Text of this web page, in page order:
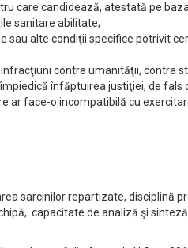
care candidează, atestată pe
sanitare abilitate;
sau alte condiţii specifice potrivit
contra umanităţii, contra
înfăptuirea justiţiei, de fals
ar face-o incompatibilă cu
sarcinilor repartizate, disciplină
capacitate de analiză şi